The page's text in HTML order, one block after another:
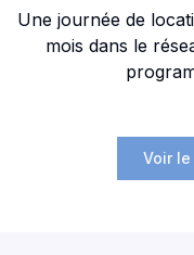
Une journée de
mois dans le
Voir